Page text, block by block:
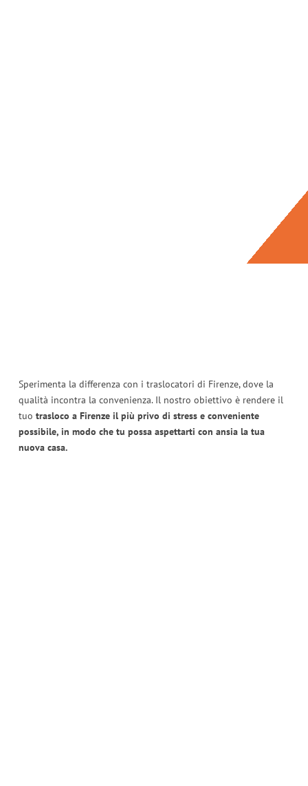
Sperimenta la differenza con i traslocatori di Firenze, dove la
qualità incontra la convenienza. Il nostro obiettivo è rendere il
tuo trasloco a Firenze il più privo di stress e conveniente
possibile, in modo che tu possa aspettarti con ansia la tua
nuova casa.